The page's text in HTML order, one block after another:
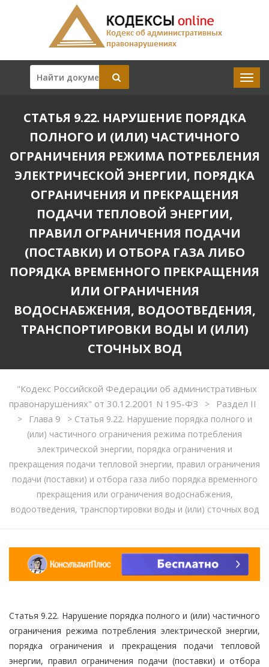
СТАТЬЯ 9.22. НАРУШЕНИЕ ПОРЯДКА
ПОЛНОГО И (ИЛИ) ЧАСТИЧНОГО
ОГРАНИЧЕНИЯ РЕЖИМА ПОТРЕБЛЕНИЯ
ЭЛЕКТРИЧЕСКОЙ ЭНЕРГИИ, ПОРЯДКА
ОГРАНИЧЕНИЯ И ПРЕКРАЩЕНИЯ
ПОДАЧИ ТЕПЛОВОЙ ЭНЕРГИИ,
ПРАВИЛ ОГРАНИЧЕНИЯ ПОДАЧИ
(ПОСТАВКИ) И ОТБОРА ГАЗА ЛИБО
ПОРЯДКА ВРЕМЕННОГО ПРЕКРАЩЕНИЯ
ИЛИ ОГРАНИЧЕНИЯ
ВОДОСНАБЖЕНИЯ, ВОДООТВЕДЕНИЯ,
ТРАНСПОРТИРОВКИ ВОДЫ И (ИЛИ)
СТОЧНЫХ ВОД
"Кодекс Российской Федерации об административных
правонарушениях" от 30.12.2001 N 195-ФЗ
> Раздел II
> Глава 9 >Статья 9.22. Нарушение порядка полного и
(или) частичного ограничения режима потребления
электрической энергии, порядка ограничения и
прекращения подачи тепловой энергии, правил ограничения
подачи (поставки) и отбора газа либо порядка временного
прекращения или ограничения водоснабжения,
водоотведения, транспортировки воды и (или) сточных вод
Статья 9.22. Нарушение порядка полного и (или) частичного
ограничения режима потребления электрической энергии,
порядка ограничения и прекращения подачи тепловой
энергии, правил ограничения подачи (поставки) и отбора